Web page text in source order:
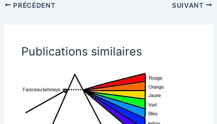
PRÉCÉDENT SUIVANT
Publications similaires